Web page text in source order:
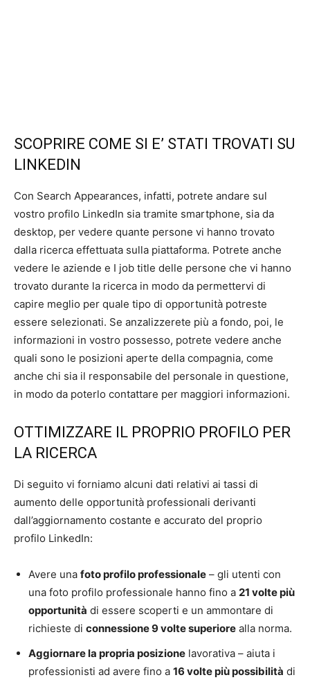
SCOPRIRE COME SI E’ STATI TROVATI SU
LINKEDIN
Con Search Appearances, infatti, potrete andare sul
vostro profilo LinkedIn sia tramite smartphone, sia da
desktop, per vedere quante persone vi hanno trovato
dalla ricerca effettuata sulla piattaforma. Potrete anche
vedere le aziende e I job title delle persone che vi hanno
trovato durante la ricerca in modo da permettervi di
capire meglio per quale tipo di opportunità potreste
essere selezionati. Se anzalizzerete più a fondo, poi, le
informazioni in vostro possesso, potrete vedere anche
quali sono le posizioni aperte della compagnia, come
anche chi sia il responsabile del personale in questione,
in modo da poterlo contattare per maggiori informazioni.
OTTIMIZZARE IL PROPRIO PROFILO PER
LA RICERCA
Di seguito vi forniamo alcuni dati relativi ai tassi di
aumento delle opportunità professionali derivanti
dall’aggiornamento costante e accurato del proprio
profilo LinkedIn:
Avere una foto profilo professionale – gli utenti con
una foto profilo professionale hanno fino a 21 volte più
opportunità di essere scoperti e un ammontare di
richieste di connessione 9 volte superiore alla norma.
Aggiornare la propria posizione lavorativa – aiuta i
professionisti ad avere fino a 16 volte più possibilità di